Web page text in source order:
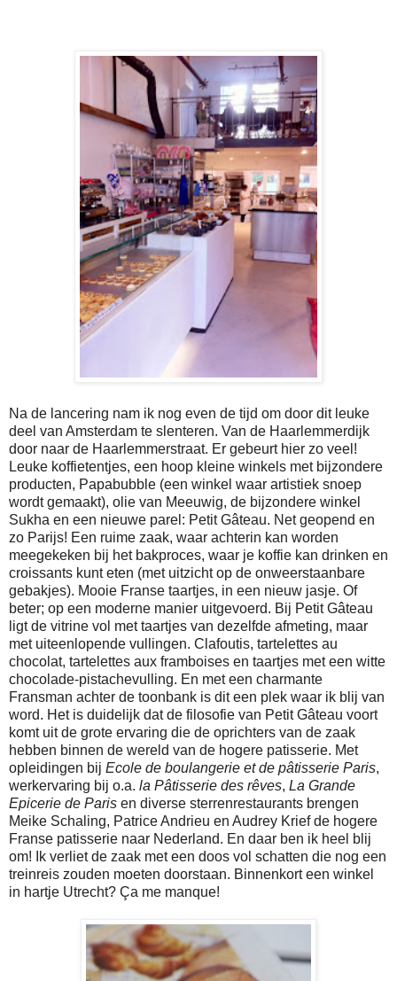
Na de lancering nam ik nog even de tijd om door dit leuke
deel van Amsterdam te slenteren. Van de Haarlemmerdijk
door naar de Haarlemmerstraat. Er gebeurt hier zo veel!
Leuke koffietentjes, een hoop kleine winkels met bijzondere
producten, Papabubble (een winkel waar artistiek snoep
wordt gemaakt), olie van Meeuwig, de bijzondere winkel
Sukha en een nieuwe parel: Petit Gâteau. Net geopend en
zo Parijs! Een ruime zaak, waar achterin kan worden
meegekeken bij het bakproces, waar je koffie kan drinken en
croissants kunt eten (met uitzicht op de onweerstaanbare
gebakjes). Mooie Franse taartjes, in een nieuw jasje. Of
beter; op een moderne manier uitgevoerd. Bij Petit Gâteau
ligt de vitrine vol met taartjes van dezelfde afmeting, maar
met uiteenlopende vullingen. Clafoutis, tartelettes au
chocolat, tartelettes aux framboises en taartjes met een witte
chocolade-pistachevulling. En met een charmante
Fransman achter de toonbank is dit een plek waar ik blij van
word. Het is duidelijk dat de filosofie van Petit Gâteau voort
komt uit de grote ervaring die de oprichters van de zaak
hebben binnen de wereld van de hogere patisserie. Met
opleidingen bij Ecole de boulangerie et de pâtisserie Paris,
werkervaring bij o.a. la Pâtisserie des rêves, La Grande
Epicerie de Paris en diverse sterrenrestaurants brengen
Meike Schaling, Patrice Andrieu en Audrey Krief de hogere
Franse patisserie naar Nederland. En daar ben ik heel blij
om! Ik verliet de zaak met een doos vol schatten die nog een
treinreis zouden moeten doorstaan. Binnenkort een winkel
in hartje Utrecht? Ça me manque!